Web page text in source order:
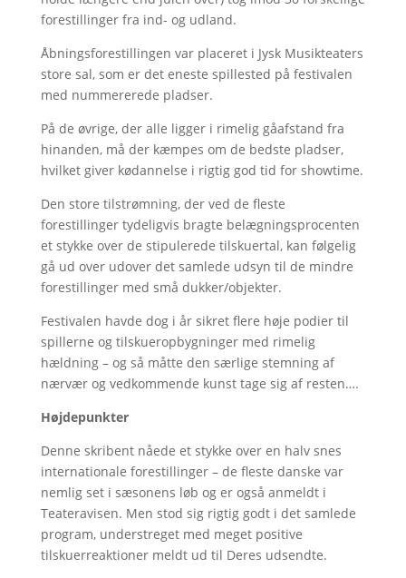
forestillinger fra ind- og udland.
Åbningsforestillingen var placeret i Jysk Musikteaters
store sal, som er det eneste spillested på festivalen
med nummererede pladser.
På de øvrige, der alle ligger i rimelig gåafstand fra
hinanden, må der kæmpes om de bedste pladser,
hvilket giver kødannelse i rigtig god tid for showtime.
Den store tilstrømning, der ved de fleste
forestillinger tydeligvis bragte belægningsprocenten
et stykke over de stipulerede tilskuertal, kan følgelig
gå ud over udover det samlede udsyn til de mindre
forestillinger med små dukker/objekter.
Festivalen havde dog i år sikret flere høje podier til
spillerne og tilskueropbygninger med rimelig
hældning – og så måtte den særlige stemning af
nærvær og vedkommende kunst tage sig af resten….
Højdepunkter
Denne skribent nåede et stykke over en halv snes
internationale forestillinger – de fleste danske var
nemlig set i sæsonens løb og er også anmeldt i
Teateravisen. Men stod sig rigtig godt i det samlede
program, understreget med meget positive
tilskuerreaktioner meldt ud til Deres udsendte.